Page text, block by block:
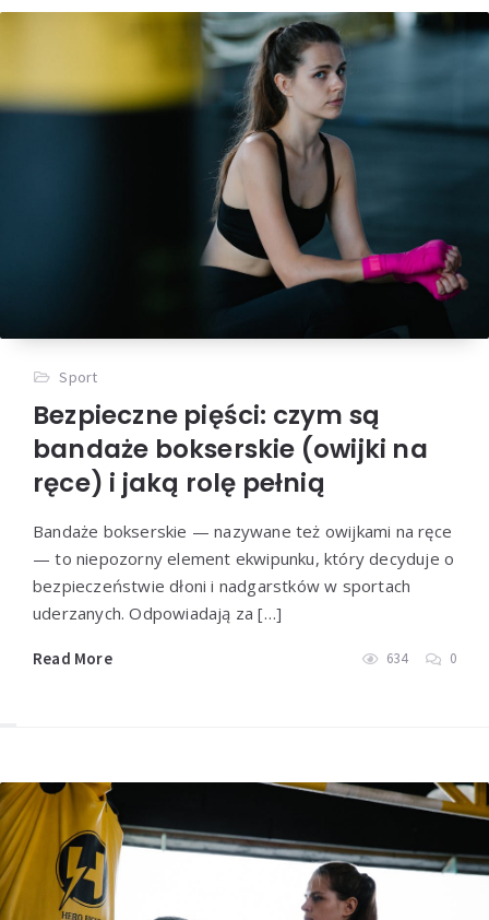
Sport
Bezpieczne pięści: czym są
bandaże bokserskie (owijki na
ręce) i jaką rolę pełnią
Bandaże bokserskie — nazywane też owijkami na ręce
— to niepozorny element ekwipunku, który decyduje o
bezpieczeństwie dłoni i nadgarstków w sportach
uderzanych. Odpowiadają za […]
Read More 634 0